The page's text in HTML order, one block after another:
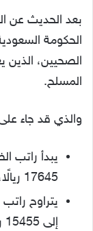
الحكومة
الصحيين، الذين
المسلح.
والذي قد جاء على
يبدأ راتب
17645 ريالًا، وقد يصل إلى 20605 ريالًا سعوديًا.
إلى 15455 ريالًا سعوديًا.